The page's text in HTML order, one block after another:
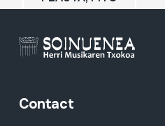
Contact